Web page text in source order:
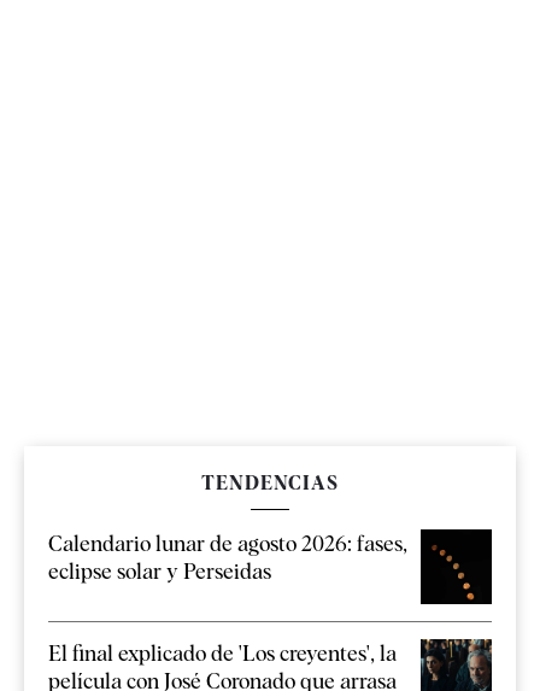
TENDENCIAS
Calendario lunar de agosto 2026: fases,
eclipse solar y Perseidas
El final explicado de 'Los creyentes', la
película con José Coronado que arrasa